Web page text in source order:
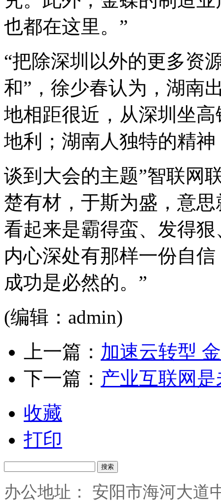
也都在这里。”
“把除深圳以外的更多资
和”，徐少春认为，湖南
地相距很近，从深圳坐
地利；湖南人独特的精
谈到大会的主题”智联网
楚有材，于斯为盛，意
看起来是霸得蛮、发得
内心深处有那样一份自
成功是必然的。”
(编辑：admin)
上一篇： 加速云转型
下一篇： 产业互联网
收藏
打印
搜索
办公地址： 安阳市海河大道